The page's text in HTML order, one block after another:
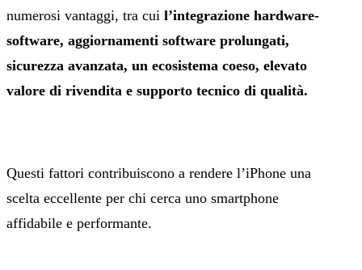
numerosi vantaggi, tra cui l’integrazione hardware-
software, aggiornamenti software prolungati,
sicurezza avanzata, un ecosistema coeso, elevato
valore di rivendita e supporto tecnico di qualità.
Questi fattori contribuiscono a rendere l’iPhone una
scelta eccellente per chi cerca uno smartphone
affidabile e performante.